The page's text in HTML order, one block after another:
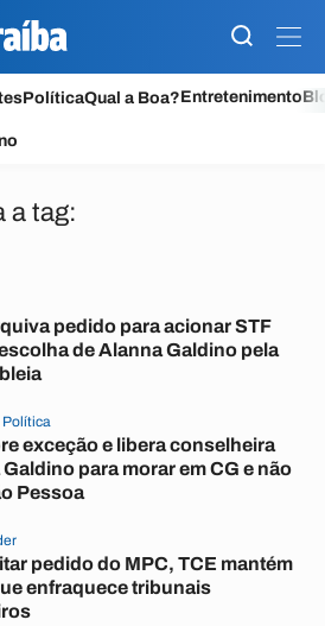
PolíticaQual a Boa?Entretenimento
a tag:
pedido para acionar STF
de Alanna Galdino pela
Política
exceção e libera conselheira
para morar em CG e não
Pessoa
pedido do MPC, TCE mantém
enfraquece tribunais